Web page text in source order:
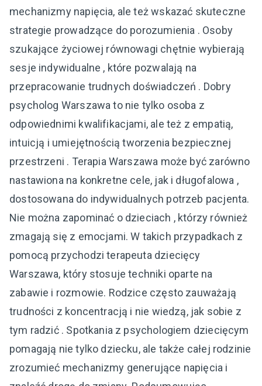
mechanizmy napięcia, ale też wskazać skuteczne
strategie prowadzące do porozumienia . Osoby
szukające życiowej równowagi chętnie wybierają
sesje indywidualne , które pozwalają na
przepracowanie trudnych doświadczeń . Dobry
psycholog Warszawa to nie tylko osoba z
odpowiednimi kwalifikacjami, ale też z empatią,
intuicją i umiejętnością tworzenia bezpiecznej
przestrzeni . Terapia Warszawa może być zarówno
nastawiona na konkretne cele, jak i długofalowa ,
dostosowana do indywidualnych potrzeb pacjenta.
Nie można zapominać o dzieciach , którzy również
zmagają się z emocjami. W takich przypadkach z
pomocą przychodzi terapeuta dziecięcy
Warszawa, który stosuje techniki oparte na
zabawie i rozmowie. Rodzice często zauważają
trudności z koncentracją i nie wiedzą, jak sobie z
tym radzić . Spotkania z psychologiem dziecięcym
pomagają nie tylko dziecku, ale także całej rodzinie
zrozumieć mechanizmy generujące napięcia i